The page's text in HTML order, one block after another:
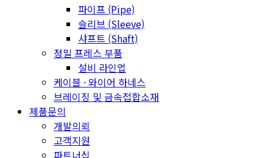
파이프 (Pipe)
슬리브 (Sleeve)
샤프트 (Shaft)
정밀 프레스 부품
설비 라인업
케이블 · 와이어 하네스
브레이징 및 금속접합소재
제품문의
개발의뢰
고객지원
파트너십